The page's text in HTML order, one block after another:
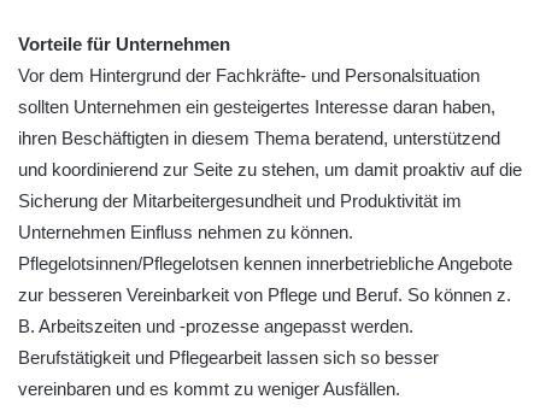
Vorteile für Unternehmen
Vor dem Hintergrund der Fachkräfte- und Personalsituation
sollten Unternehmen ein gesteigertes Interesse daran haben,
ihren Beschäftigten in diesem Thema beratend, unterstützend
und koordinierend zur Seite zu stehen, um damit proaktiv auf die
Sicherung der Mitarbeitergesundheit und Produktivität im
Unternehmen Einfluss nehmen zu können.
Pflegelotsinnen/Pflegelotsen kennen innerbetriebliche Angebote
zur besseren Vereinbarkeit von Pflege und Beruf. So können z.
B. Arbeitszeiten und -prozesse angepasst werden.
Berufstätigkeit und Pflegearbeit lassen sich so besser
vereinbaren und es kommt zu weniger Ausfällen.